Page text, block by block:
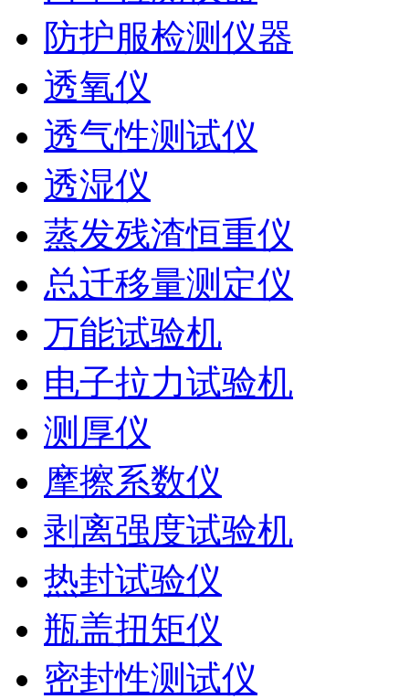
防护服检测仪器
透氧仪
透气性测试仪
透湿仪
蒸发残渣恒重仪
总迁移量测定仪
万能试验机
电子拉力试验机
测厚仪
摩擦系数仪
剥离强度试验机
热封试验仪
瓶盖扭矩仪
密封性测试仪